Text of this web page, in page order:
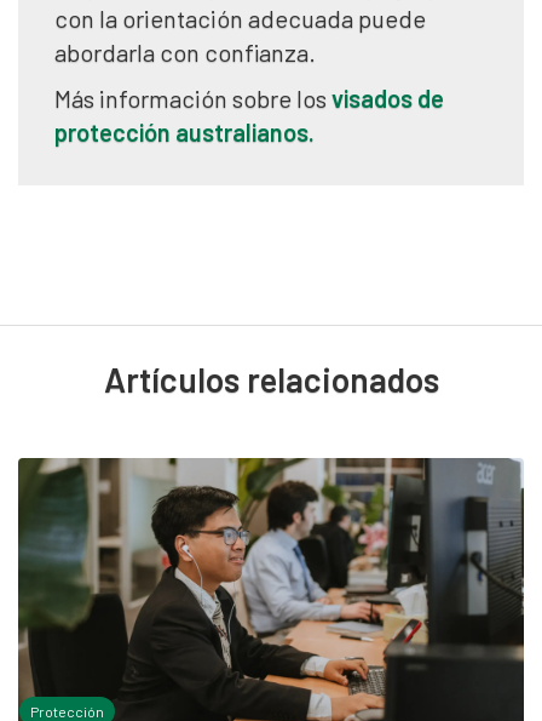
con la orientación adecuada puede
abordarla con confianza.
Más información sobre los visados de
protección australianos.
Artículos relacionados
Protección